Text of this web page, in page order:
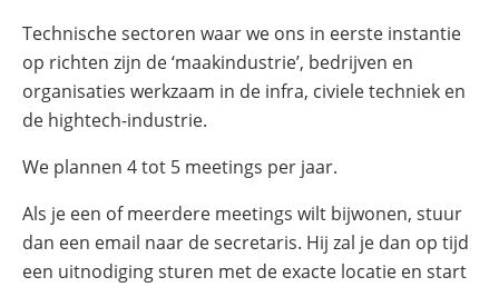
Technische sectoren waar we ons in eerste instantie
op richten zijn de ‘maakindustrie’, bedrijven en
organisaties werkzaam in de infra, civiele techniek en
de hightech-industrie.
We plannen 4 tot 5 meetings per jaar.
Als je een of meerdere meetings wilt bijwonen, stuur
dan een email naar de secretaris. Hij zal je dan op tijd
een uitnodiging sturen met de exacte locatie en start